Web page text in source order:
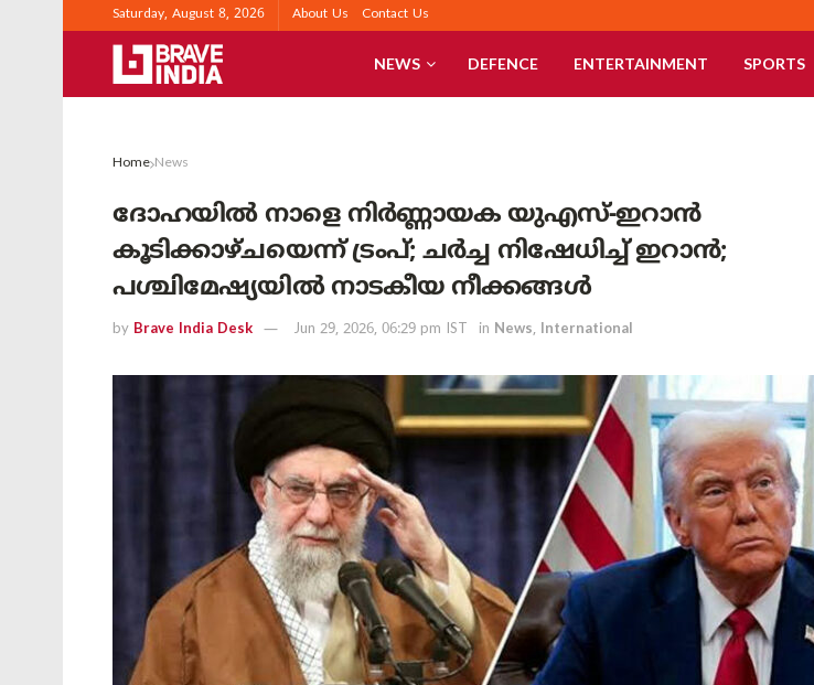
Saturday, August 8, 2026 About Us Contact Us
NEWS DEFENCE ENTERTAINMENT SPORTS
Home News
ദോഹയിൽ നാളെ നിർണ്ണായക യുഎസ്-ഇറാൻ
കൂടിക്കാഴ്ചയെന്ന് ട്രംപ്; ചർച്ച നിഷേധിച്ച് ഇറാൻ;
പശ്ചിമേഷ്യയിൽ നാടകീയ നീക്കങ്ങൾ
by Brave India Desk Jun 29, 2026, 06:29 pm IST in News, International